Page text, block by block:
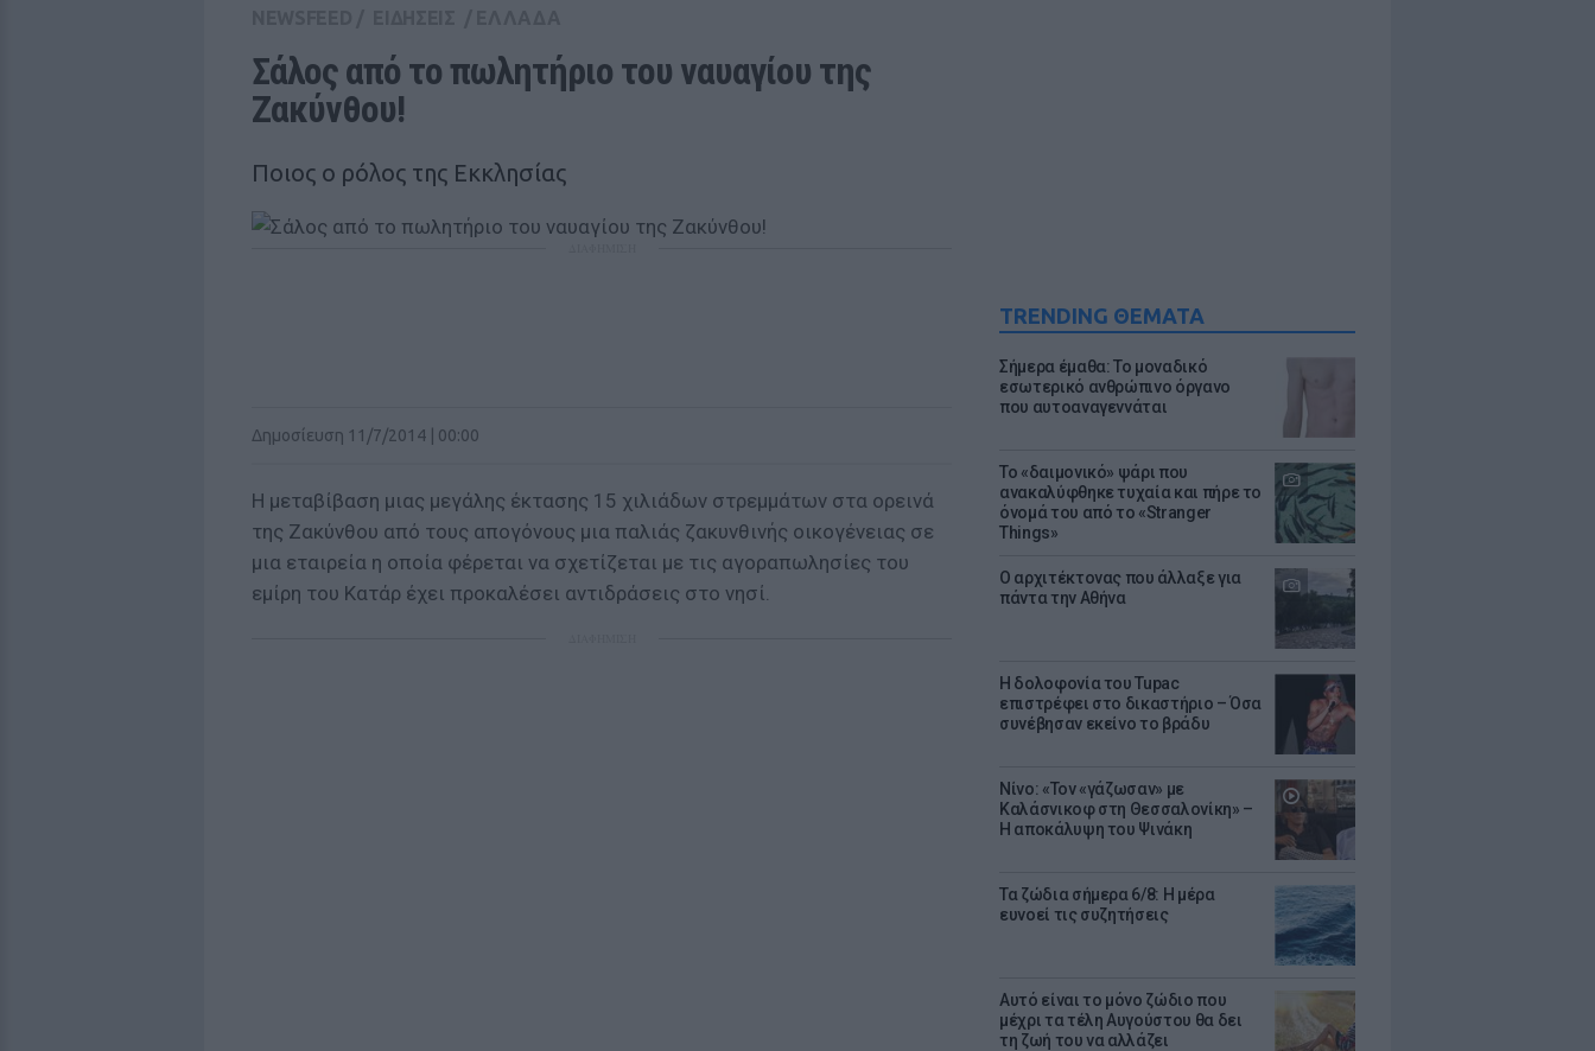
TRENDING ΘΕΜΑΤΑ
Σήμερα έμαθα: Το μοναδικό
εσωτερικό ανθρώπινο όργανο
που αυτοαναγεννάται
Το «δαιμονικό» ψάρι που
ανακαλύφθηκε τυχαία και πήρε το
όνομά του από το «Stranger
Things»
Ο αρχιτέκτονας που άλλαξε για
πάντα την Αθήνα
Η δολοφονία του Tupac
επιστρέφει στο δικαστήριο – Όσα
συνέβησαν εκείνο το βράδυ
Νίνο: «Τον «γάζωσαν» με
Καλάσνικοφ στη Θεσσαλονίκη» –
Η αποκάλυψη του Ψινάκη
Τα ζώδια σήμερα 6/8: Η μέρα
ευνοεί τις συζητήσεις
Αυτό είναι το μόνο ζώδιο που
μέχρι τα τέλη Αυγούστου θα δει
τη ζωή του να αλλάζει
Σάλος από το πωλητήριο του ναυαγίου της
Ζακύνθου!
Ποιος ο ρόλος της Εκκλησίας
Δημοσίευση 11/7/2014 | 00:00
Η μεταβίβαση μιας μεγάλης έκτασης 15 χιλιάδων στρεμμάτων στα ορεινά
της Ζακύνθου από τους απογόνους μια παλιάς ζακυνθινής οικογένειας σε
μια εταιρεία η οποία φέρεται να σχετίζεται με τις αγοραπωλησίες του
εμίρη του Κατάρ έχει προκαλέσει αντιδράσεις στο νησί.